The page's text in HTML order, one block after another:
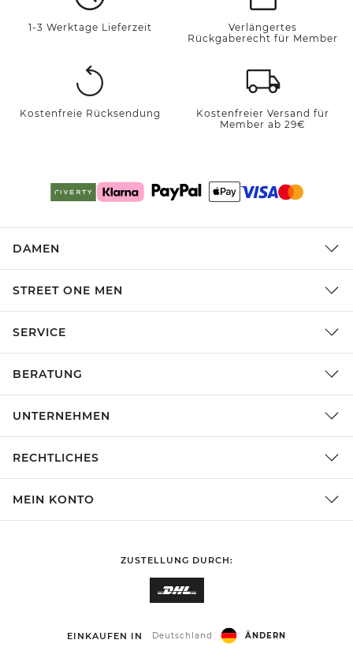
1-3 Werktage Lieferzeit
Verlängertes
Rückgaberecht für Member
Kostenfreie Rücksendung
Kostenfreier Versand für
Member ab 29€
DAMEN
STREET ONE MEN
SERVICE
BERATUNG
UNTERNEHMEN
RECHTLICHES
MEIN KONTO
ZUSTELLUNG DURCH:
EINKAUFEN IN Deutschland ÄNDERN